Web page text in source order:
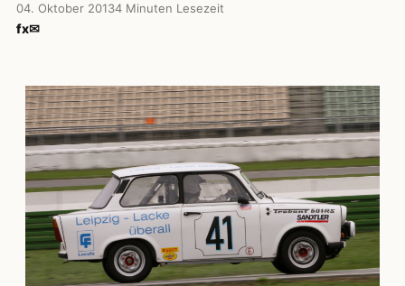
04. Oktober 20134 Minuten Lesezeit
fx✉